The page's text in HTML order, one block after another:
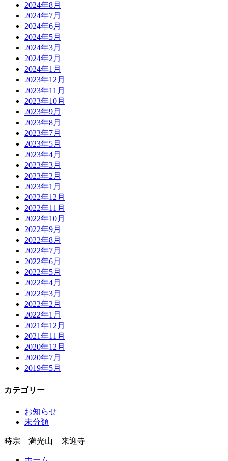
2024年8月
2024年7月
2024年6月
2024年5月
2024年3月
2024年2月
2024年1月
2023年12月
2023年11月
2023年10月
2023年9月
2023年8月
2023年7月
2023年5月
2023年4月
2023年3月
2023年2月
2023年1月
2022年12月
2022年11月
2022年10月
2022年9月
2022年8月
2022年7月
2022年6月
2022年5月
2022年4月
2022年3月
2022年2月
2022年1月
2021年12月
2021年11月
2020年12月
2020年7月
2019年5月
カテゴリー
お知らせ
未分類
時宗 満光山 来迎寺